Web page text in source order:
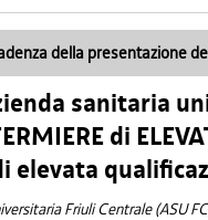
della presentazione
sanitaria
di
elevata
Friuli Centrale (ASU